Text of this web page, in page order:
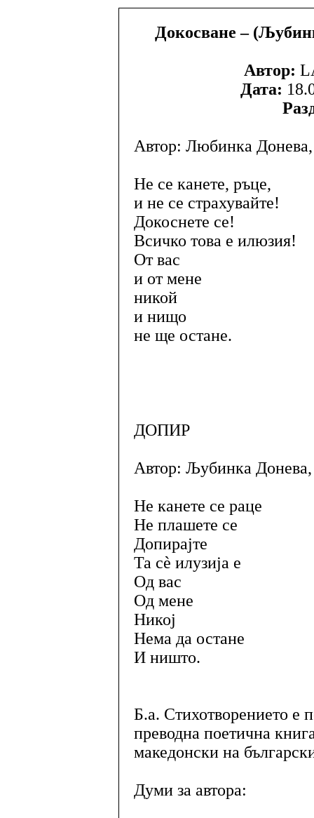
Докосване –
Автор:
Дата:
Автор: Любинка
Не се канете, ръце,
и не се страхувайте!
Докоснете се!
Всичко това е илюзия!
От вас
и от мене
никой
и нищо
не ще остане.
ДОПИР
Автор: Љубинка
Не канете се раце
Не плашете се
Допирајте
Та сè илузија е
Од вас
Од мене
Никој
Нема да остане
И ништо.
Б.а. Стихотворението е
преводна поетична
македонски на
Думи за автора: